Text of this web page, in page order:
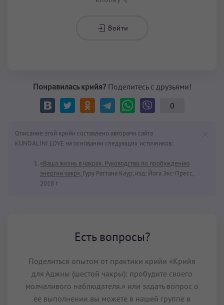
Войти
Понравилась крийя?Поделитесь с друзьями!
0
Описание этой крийи составлено авторами сайта
KUNDALINI.LOVE на основании следующих источников:
«Ваша жизнь в чакрах. Руководство по пробуждению
энергии чакр», Гуру Раттана Каур, изд: Йога Экс-Пресс,
2018 г.
Есть вопросы?
Поделиться опытом от практики крийи «Крийя
для Аджны (шестой чакры): пробудите своего
молчаливого наблюдателя.» или задать вопрос о
ее выполнении вы можете в нашей группе в